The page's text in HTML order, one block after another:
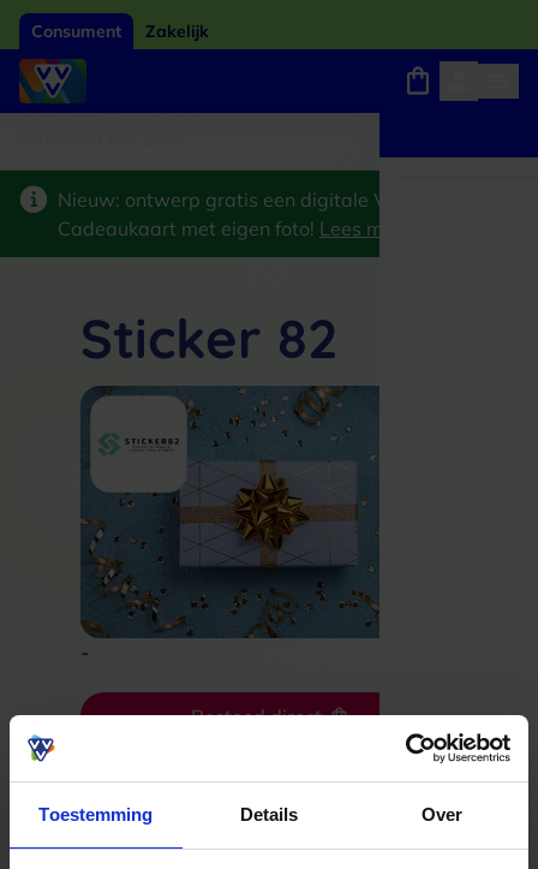
Toestemming Details Over
Consument Zakelijk
Nieuw: ontwerp gratis een digitale VVV
Cadeaukaart met eigen foto! Lees meer
-
Besteed direct
Sticker 82